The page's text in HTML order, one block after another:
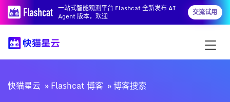
一站式智能观测平台 Flashcat 全新发布 AI
Agent 版本，欢迎
交流试用
快猫星云 Flashcat 博客 博客搜索